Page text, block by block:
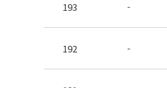
193 -
192 -